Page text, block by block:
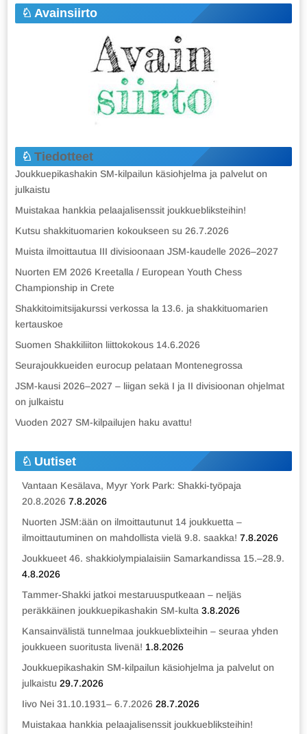
Avainsiirto
Tiedotteet
Joukkuepikashakin SM-kilpailun käsiohjelma ja palvelut on
julkaistu
Muistakaa hankkia pelaajalisenssit joukkuebliksteihin!
Kutsu shakkituomarien kokoukseen su 26.7.2026
Muista ilmoittautua III divisioonaan JSM-kaudelle 2026–2027
Nuorten EM 2026 Kreetalla / European Youth Chess
Championship in Crete
Shakkitoimitsijakurssi verkossa la 13.6. ja shakkituomarien
kertauskoe
Suomen Shakkiliiton liittokokous 14.6.2026
Seurajoukkueiden eurocup pelataan Montenegrossa
JSM-kausi 2026–2027 – liigan sekä I ja II divisioonan ohjelmat
on julkaistu
Vuoden 2027 SM-kilpailujen haku avattu!
Uutiset
Vantaan Kesälava, Myyr York Park: Shakki-työpaja
20.8.2026 7.8.2026
Nuorten JSM:ään on ilmoittautunut 14 joukkuetta –
ilmoittautuminen on mahdollista vielä 9.8. saakka! 7.8.2026
Joukkueet 46. shakkiolympialaisiin Samarkandissa 15.–28.9.
4.8.2026
Tammer-Shakki jatkoi mestaruusputkeaan – neljäs
peräkkäinen joukkuepikashakin SM-kulta 3.8.2026
Kansainvälistä tunnelmaa joukkueblixteihin – seuraa yhden
joukkueen suoritusta livenä! 1.8.2026
Joukkuepikashakin SM-kilpailun käsiohjelma ja palvelut on
julkaistu 29.7.2026
Iivo Nei 31.10.1931– 6.7.2026 28.7.2026
Muistakaa hankkia pelaajalisenssit joukkuebliksteihin!